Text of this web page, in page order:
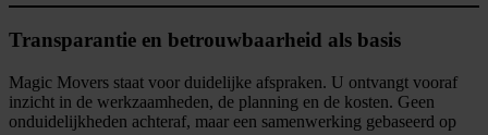
Transparantie en betrouwbaarheid als basis
Magic Movers staat voor duidelijke afspraken. U ontvangt vooraf
inzicht in de werkzaamheden, de planning en de kosten. Geen
onduidelijkheden achteraf, maar een samenwerking gebaseerd op